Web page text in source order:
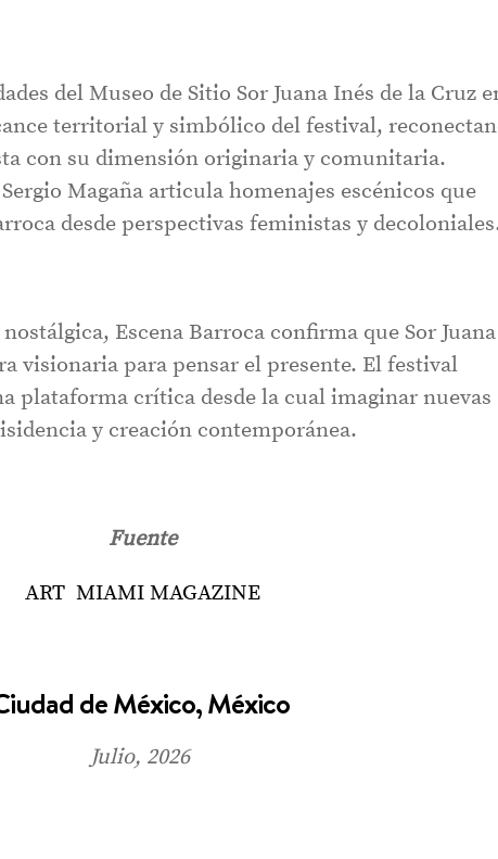
del Museo de Sitio Sor Juana Inés de la Cruz
territorial y simbólico del festival,
con su dimensión originaria y comunitaria.
Magaña articula homenajes escénicos que
desde perspectivas feministas y
Escena Barroca confirma que Sor Juana
visionaria para pensar el presente. El festival
plataforma crítica desde la cual imaginar nuevas
y creación contemporánea.
Fuente
ART MIAMI MAGAZINE
de México, México
Julio, 2026